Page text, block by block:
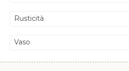
Rusticità
Vaso